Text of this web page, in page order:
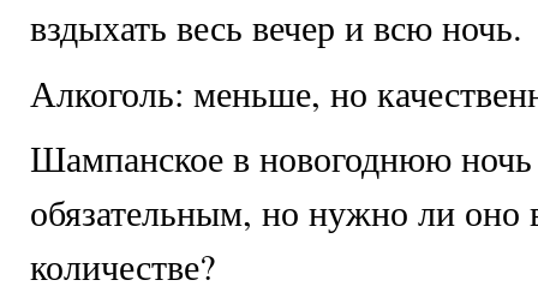
вздыхать весь вечер и всю ночь.
Алкоголь: меньше, но
Шампанское в новогоднюю ночь
обязательным, но нужно ли оно
количестве?